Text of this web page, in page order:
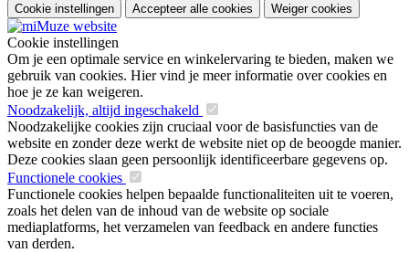
Cookie instellingen Accepteer alle cookies Weiger cookies
Cookie instellingen
Om je een optimale service en winkelervaring te bieden, maken we
gebruik van cookies. Hier vind je meer informatie over cookies en
hoe je ze kan weigeren.
Noodzakelijk, altijd ingeschakeld
Noodzakelijke cookies zijn cruciaal voor de basisfuncties van de
website en zonder deze werkt de website niet op de beoogde manier.
Deze cookies slaan geen persoonlijk identificeerbare gegevens op.
Functionele cookies
Functionele cookies helpen bepaalde functionaliteiten uit te voeren,
zoals het delen van de inhoud van de website op sociale
mediaplatforms, het verzamelen van feedback en andere functies
van derden.